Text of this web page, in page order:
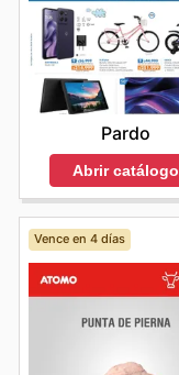
Pardo
Abrir catálogo
Vence en 4 días